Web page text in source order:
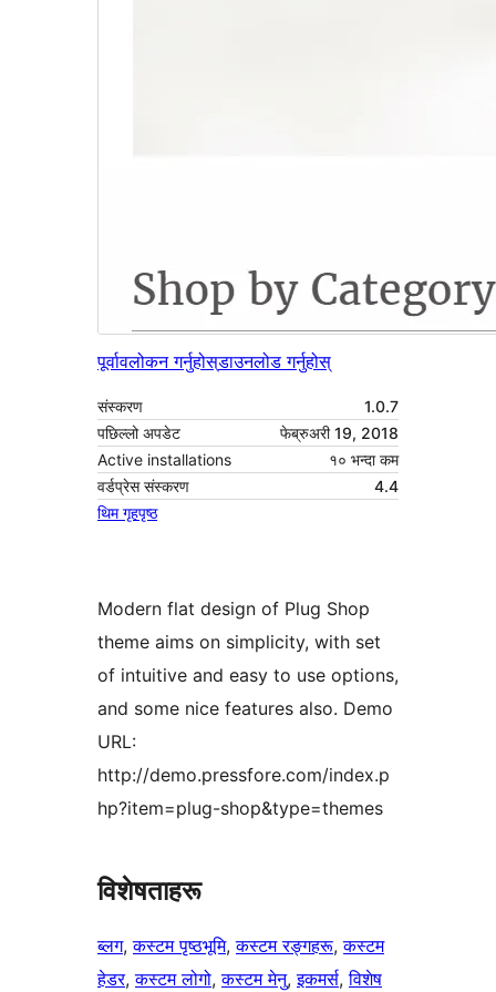
पूर्वावलोकन गर्नुहोस्डाउनलोड गर्नुहोस्
संस्करण
1.0.7
पछिल्लो अपडेट
फेब्रुअरी 19, 2018
Active installations
१० भन्दा कम
वर्डप्रेस संस्करण
4.4
थिम गृहपृष्ठ
Modern flat design of Plug Shop
theme aims on simplicity, with set
of intuitive and easy to use options,
and some nice features also. Demo
URL:
http://demo.pressfore.com/index.p
hp?item=plug-shop&type=themes
विशेषताहरू
ब्लग, कस्टम पृष्ठभूमि, कस्टम रङ्गहरू, कस्टम
हेडर, कस्टम लोगो, कस्टम मेनु, इकमर्स, विशेष